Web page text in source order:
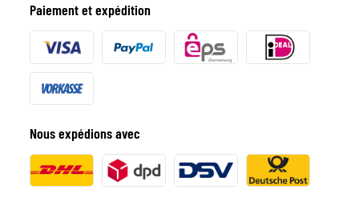
Paiement et expédition
Nous expédions avec